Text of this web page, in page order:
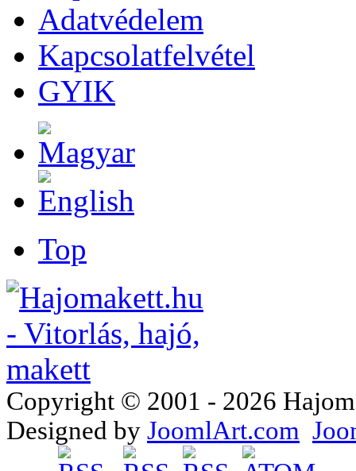
Adatvédelem
Kapcsolatfelvétel
GYIK
Top
Copyright © 2001 - 2026
Designed by JoomlArt.com